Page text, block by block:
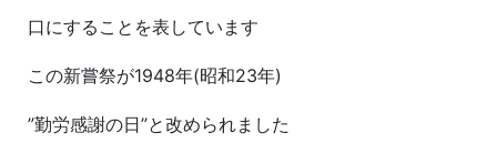
口にすることを表しています
この新嘗祭が1948年(昭和23年)
”勤労感謝の日”と改められました